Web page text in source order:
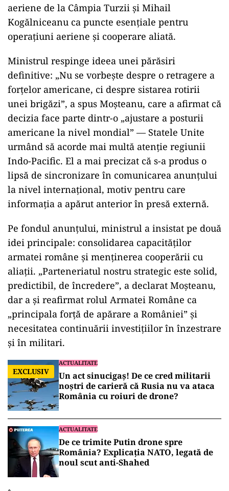
aeriene de la Câmpia Turzii și Mihail
Kogălniceanu ca puncte esențiale pentru
operațiuni aeriene și cooperare aliată.
Ministrul respinge ideea unei părăsiri
definitive: „Nu se vorbește despre o retragere a
forțelor americane, ci despre sistarea rotirii
unei brigăzi”, a spus Moșteanu, care a afirmat că
decizia face parte dintr-o „ajustare a posturii
americane la nivel mondial” — Statele Unite
urmând să acorde mai multă atenție regiunii
Indo-Pacific. El a mai precizat că s-a produs o
lipsă de sincronizare în comunicarea anunțului
la nivel internațional, motiv pentru care
informația a apărut anterior în presă externă.
Pe fondul anunțului, ministrul a insistat pe două
idei principale: consolidarea capacităților
armatei române și menținerea cooperării cu
aliații. „Parteneriatul nostru strategic este solid,
predictibil, de încredere”, a declarat Moșteanu,
dar a și reafirmat rolul Armatei Române ca
„principala forță de apărare a României” și
necesitatea continuării investițiilor în înzestrare
și în militari.
EXCLUSIV
ACTUALITATE
Un act sinucigaș! De ce cred militarii
noștri de carieră că Rusia nu va ataca
România cu roiuri de drone?
ACTUALITATE
De ce trimite Putin drone spre
România? Explicația NATO, legată de
noul scut anti-Shahed